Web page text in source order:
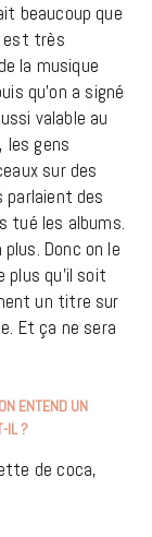
beaucoup que
est très
la musique
qu’on a signé
valable au
les gens
sur des
des
tué les albums.
Donc on le
qu’il soit
un titre sur
Et ça ne sera
ENTEND UN
IL ?
de coca,